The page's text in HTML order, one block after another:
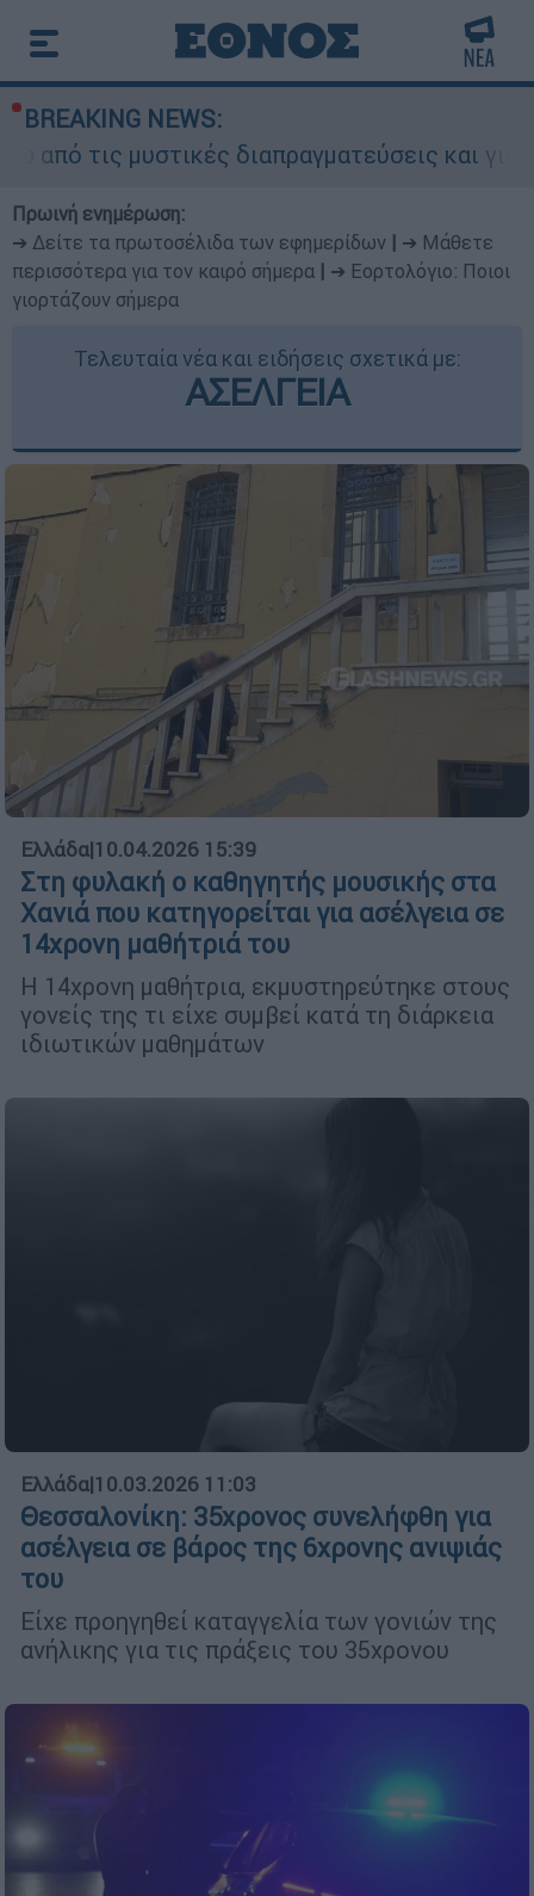
BREAKING NEWS:
διαπραγματεύσεις και γιατί
Πρωινή ενημέρωση:
➔ Δείτε τα πρωτοσέλιδα των εφημερίδων
➔ Μάθετε
περισσότερα για τον καιρό σήμερα
➔ Εορτολόγιο: Ποιοι
γιορτάζουν σήμερα
Τελευταία νέα και ειδήσεις σχετικά με:
ΑΣΕΛΓΕΙΑ
Ελλάδα|10.04.2026 15:39
Στη φυλακή ο καθηγητής μουσικής στα
Χανιά που κατηγορείται για ασέλγεια σε
14χρονη μαθήτριά του
Η 14χρονη μαθήτρια, εκμυστηρεύτηκε στους
γονείς της τι είχε συμβεί κατά τη διάρκεια
ιδιωτικών μαθημάτων
Ελλάδα|10.03.2026 11:03
Θεσσαλονίκη: 35χρονος συνελήφθη για
ασέλγεια σε βάρος της 6χρονης ανιψιάς
του
Είχε προηγηθεί καταγγελία των γονιών της
ανήλικης για τις πράξεις του 35χρονου